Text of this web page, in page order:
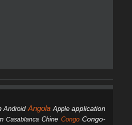
Android Angola Apple application
Casablanca Chine Congo Congo-